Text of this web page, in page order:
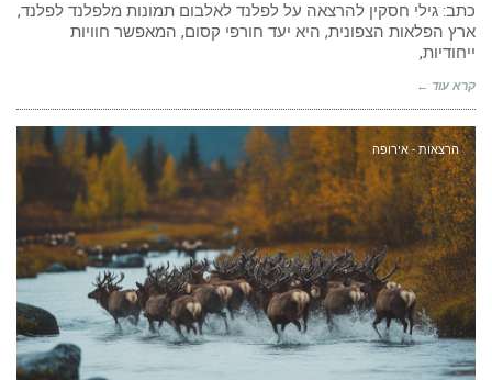
כתב: גילי חסקין להרצאה על לפלנד לאלבום תמונות מלפלנד לפלנד,
ארץ הפלאות הצפונית, היא יעד חורפי קסום, המאפשר חוויות
ייחודיות,
קרא עוד ←
הרצאות - אירופה